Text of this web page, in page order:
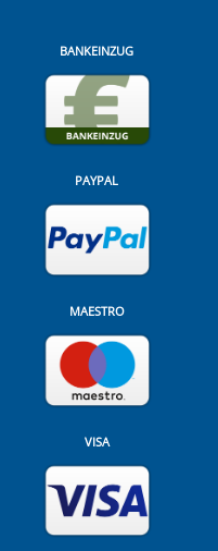
BANKEINZUG
PAYPAL
MAESTRO
VISA